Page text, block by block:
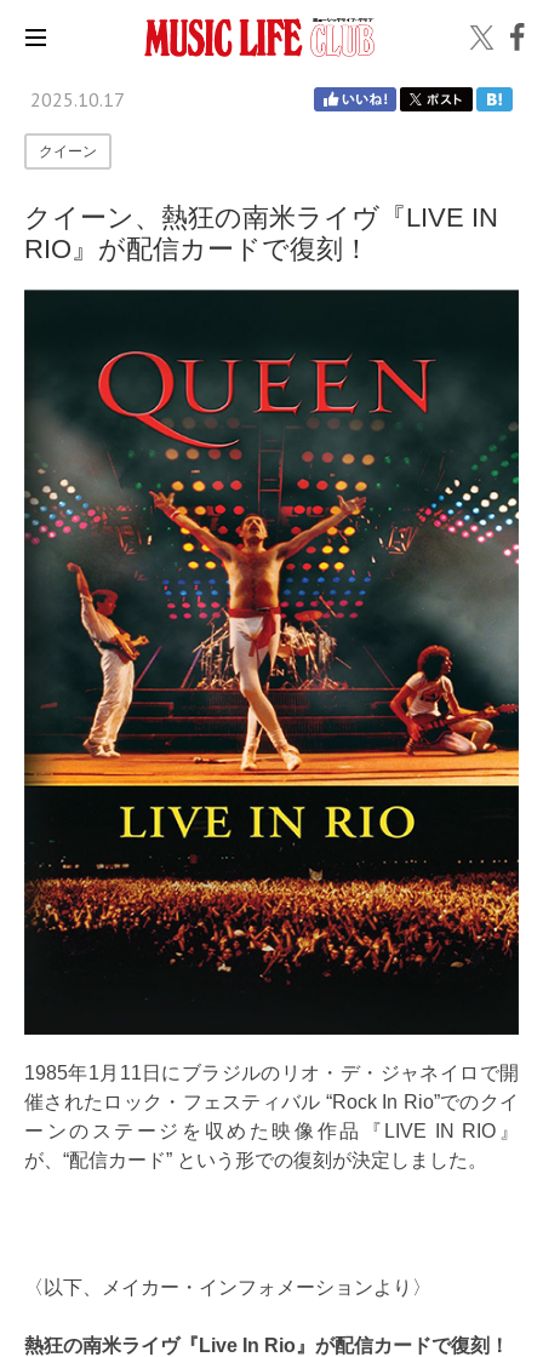
2025.10.17
クイーン
クイーン、熱狂の南米ライヴ『LIVE IN
RIO』が配信カードで復刻！
1985年1月11日にブラジルのリオ・デ・ジャネイロで開
催されたロック・フェスティバル “Rock In Rio”でのクイ
ーンのステージを収めた映像作品『LIVE IN RIO』
が、“配信カード” という形での復刻が決定しました。
〈以下、メイカー・インフォメーションより〉
熱狂の南米ライヴ『Live In Rio』が配信カードで復刻！